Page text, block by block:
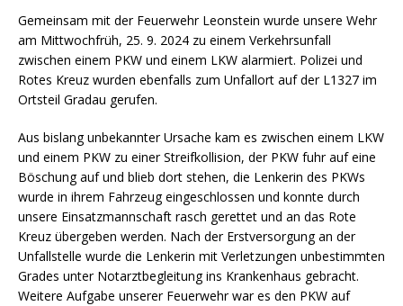
Gemeinsam mit der Feuerwehr Leonstein wurde unsere Wehr
am Mittwochfrüh, 25. 9. 2024 zu einem Verkehrsunfall
zwischen einem PKW und einem LKW alarmiert. Polizei und
Rotes Kreuz wurden ebenfalls zum Unfallort auf der L1327 im
Ortsteil Gradau gerufen.
Aus bislang unbekannter Ursache kam es zwischen einem LKW
und einem PKW zu einer Streifkollision, der PKW fuhr auf eine
Böschung auf und blieb dort stehen, die Lenkerin des PKWs
wurde in ihrem Fahrzeug eingeschlossen und konnte durch
unsere Einsatzmannschaft rasch gerettet und an das Rote
Kreuz übergeben werden. Nach der Erstversorgung an der
Unfallstelle wurde die Lenkerin mit Verletzungen unbestimmten
Grades unter Notarztbegleitung ins Krankenhaus gebracht.
Weitere Aufgabe unserer Feuerwehr war es den PKW auf